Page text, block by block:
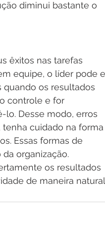
diminui bastante o
êxitos nas tarefas
equipe, o líder pode e
quando os resultados
controle e for
lo. Desse modo, erros
tenha cuidado na forma
Essas formas de
organização.
os resultados
de maneira